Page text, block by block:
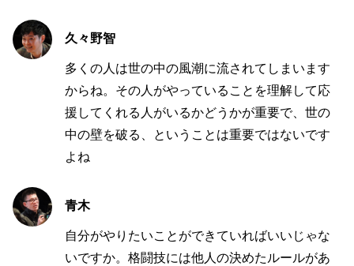
久々野智
多くの人は世の中の風潮に流されてしまいます
からね。その人がやっていることを理解して応
援してくれる人がいるかどうかが重要で、世の
中の壁を破る、ということは重要ではないです
よね
青木
自分がやりたいことができていればいいじゃな
いですか。格闘技には他人の決めたルールがあ